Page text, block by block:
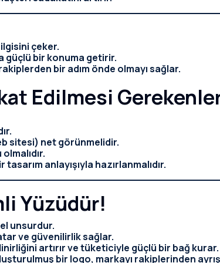
çeker.
güçlü bir konuma getirir.
bir adım önde olmayı sağlar.
Edilmesi
sitesi) net görünmelidir.
anlayışıyla hazırlanmalıdır.
Yüzüdür!
unsurdur.
ve güvenilirlik sağlar.
artırır ve tüketiciyle güçlü bir bağ kurar.
bir logo, markayı rakiplerinden